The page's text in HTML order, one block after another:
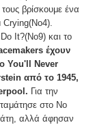
βρίσκουμε ένα
Crying(Νο4).
It?(Νο9) και το
έχουν
You'll Never
από το 1945,
Για την
στο Νο
αλλά άφησαν